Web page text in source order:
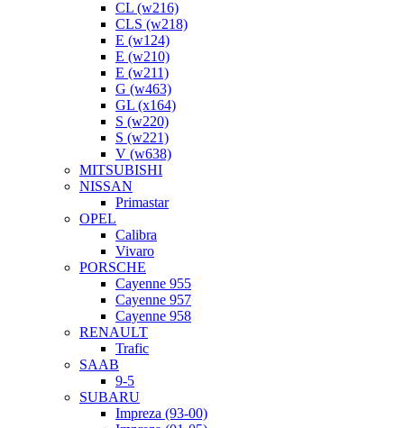
CL (w216)
CLS (w218)
E (w124)
E (w210)
E (w211)
G (w463)
GL (x164)
S (w220)
S (w221)
V (w638)
MITSUBISHI
NISSAN
Primastar
OPEL
Calibra
Vivaro
PORSCHE
Cayenne 955
Cayenne 957
Cayenne 958
RENAULT
Trafic
SAAB
9-5
SUBARU
Impreza (93-00)